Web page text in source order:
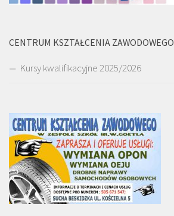
CENTRUM KSZTAŁCENIA ZAWODOWEGO
Kursy kwalifikacyjne 2025/2026